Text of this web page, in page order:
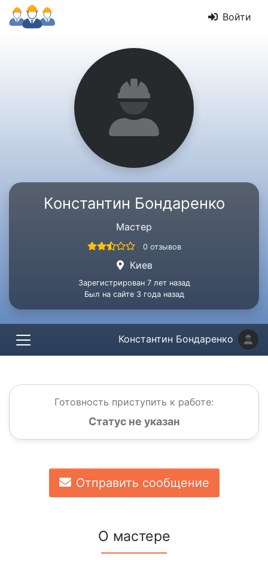
Войти
Константин Бондаренко
Мастер
0 отзывов
Киев
Зарегистрирован 7 лет назад
Был на сайте 3 года назад
Константин Бондаренко
Готовность приступить к работе:
Статус не указан
Отправить сообщение
О мастере